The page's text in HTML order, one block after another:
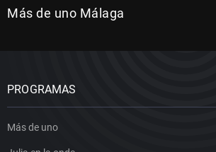
Más de uno Málaga
PROGRAMAS
Más de uno